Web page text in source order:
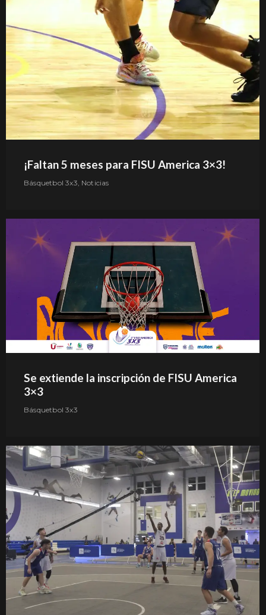
¡Faltan 5 meses para FISU America 3×3!
Básquetbol 3x3 Noticias
Se extiende la inscripción de FISU America
3×3
Básquetbol 3x3